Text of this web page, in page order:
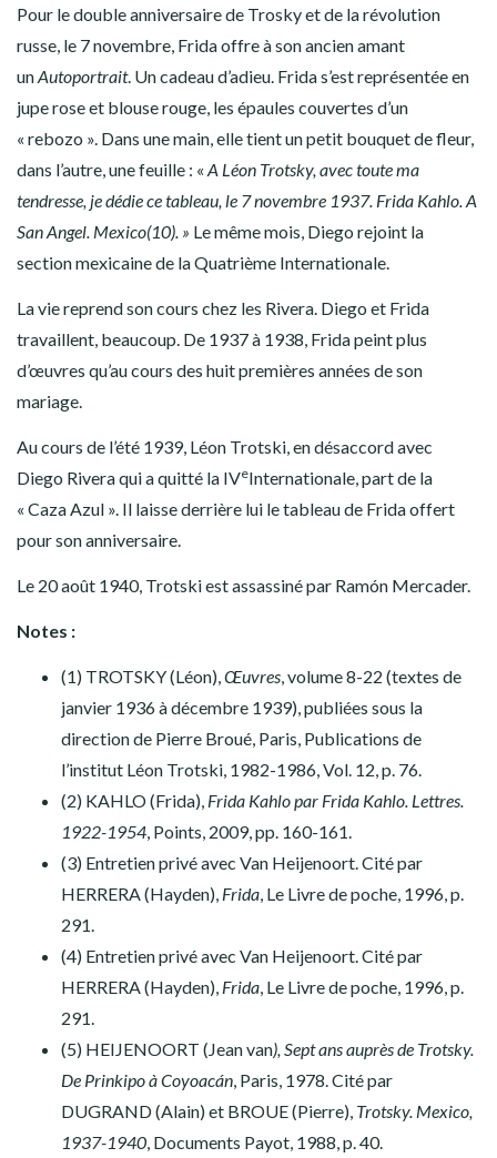
Pour le double anniversaire de Trosky et de la révolution
russe, le 7 novembre, Frida offre à son ancien amant
unAutoportrait. Un cadeau d’adieu. Frida s’est représentée en
jupe rose et blouse rouge, les épaules couvertes d’un
« rebozo ». Dans une main, elle tient un petit bouquet de fleur,
dans l’autre, une feuille : « A Léon Trotsky, avec toute ma
tendresse, je dédie ce tableau, le 7 novembre 1937. Frida Kahlo. A
San Angel. Mexico(10). » Le même mois, Diego rejoint la
section mexicaine de la Quatrième Internationale.
La vie reprend son cours chez les Rivera. Diego et Frida
travaillent, beaucoup. De 1937 à 1938, Frida peint plus
d’œuvres qu’au cours des huit premières années de son
mariage.
Au cours de l’été 1939, Léon Trotski, en désaccord avec
Diego Rivera qui a quitté la IVeInternationale, part de la
« Caza Azul ». Il laisse derrière lui le tableau de Frida offert
pour son anniversaire.
Le 20 août 1940, Trotski est assassiné par Ramón Mercader.
Notes :
(1) TROTSKY (Léon), Œuvres , volume 8-22 (textes de
janvier 1936 à décembre 1939), publiées sous la
direction de Pierre Broué, Paris, Publications de
l’institut Léon Trotski, 1982-1986, Vol. 12, p. 76.
(2) KAHLO (Frida), Frida Kahlo par Frida Kahlo. Lettres.
1922-1954 , Points, 2009, pp. 160-161.
(3) Entretien privé avec Van Heijenoort. Cité par
HERRERA (Hayden), Frida , Le Livre de poche, 1996, p.
291.
(4) Entretien privé avec Van Heijenoort. Cité par
HERRERA (Hayden), Frida , Le Livre de poche, 1996, p.
291.
(5) HEIJENOORT (Jean van), Sept ans auprès de Trotsky.
De Prinkipo à Coyoacán , Paris, 1978. Cité par
DUGRAND (Alain) et BROUE (Pierre), Trotsky. Mexico,
1937-1940 , Documents Payot, 1988, p. 40.